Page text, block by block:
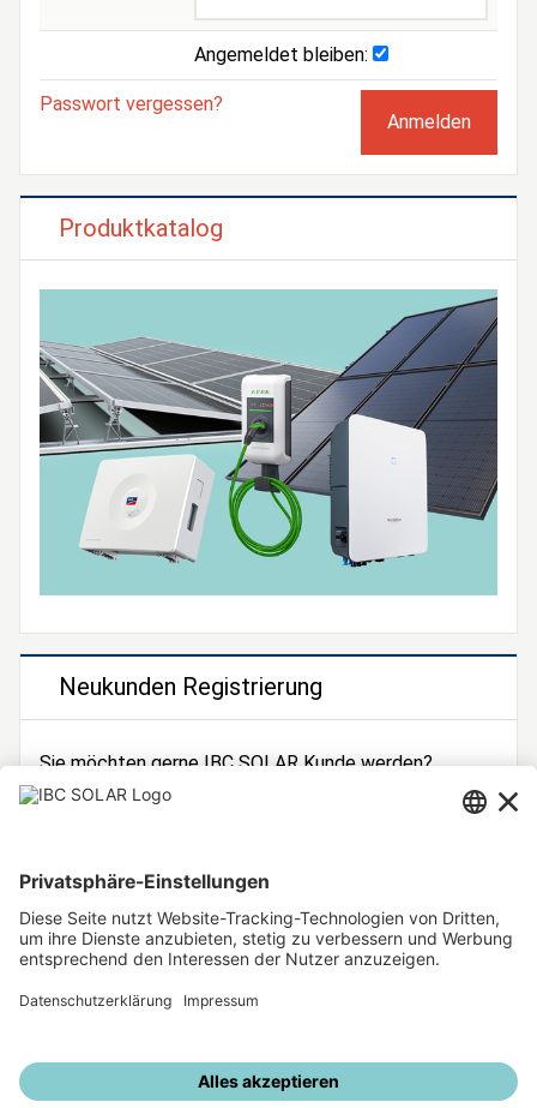
Angemeldet bleiben:
Passwort vergessen?
Produktkatalog
Neukunden Registrierung
Sie möchten gerne IBC SOLAR Kunde werden?
Dann registrieren Sie sich jetzt!
Unsere weiteren Angebote
IBC SOLAR Webseite